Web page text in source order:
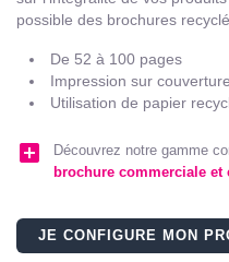
possible des brochures
De 52 à 100 pages
Impression sur
Utilisation de papier
add_box Découvrez notre gamme
brochure commerciale
JE CONFIGURE MON